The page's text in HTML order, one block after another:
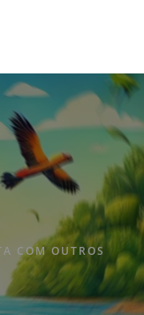
COM OUTROS